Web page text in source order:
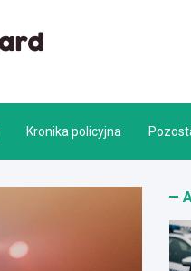
Kronika policyjna